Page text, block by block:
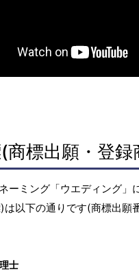
商標出願・登録
ーミング「ウエディング」
は以下の通りです(商標出願
士